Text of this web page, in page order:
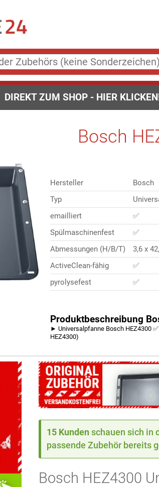
DIREKT ZUM SHOP - HIER
Bosch
Hersteller
Bosch
Typ
emailliert
✅
Spülmaschinenfest
✅
Abmessungen (H/B/T)
3,6 x
ActiveClean-fähig
✅
pyrolysefest
✅
Produktbeschreibung
► Universalpfanne Bosch HEZ4300
HEZ4300)
15 Kunden schauen sich in
passende Zubehör bereits
Bosch HEZ4300